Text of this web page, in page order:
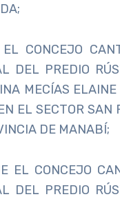
EL CONCEJO
DEL PREDIO
MECÍAS
EL SECTOR SAN
DE MANABÍ;
EL CONCEJO
DEL PREDIO